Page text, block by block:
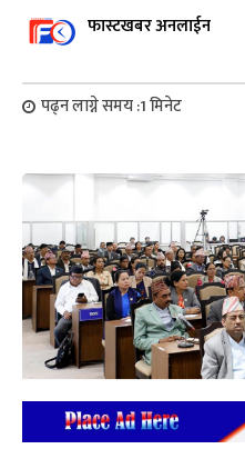
फास्टखबर अनलाईन
पढ्न लाग्ने समय :1मिनेट